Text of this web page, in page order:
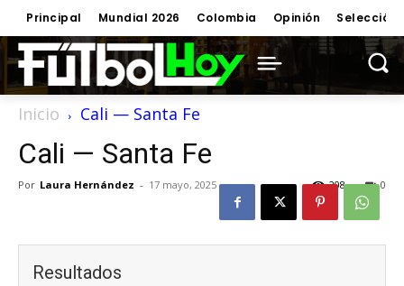
Principal Mundial 2026 Colombia Opinión Selección
Inicio Cali — Santa Fe
Cali — Santa Fe
Por Laura Hernández - 17 mayo, 2025 0
208
Resultados